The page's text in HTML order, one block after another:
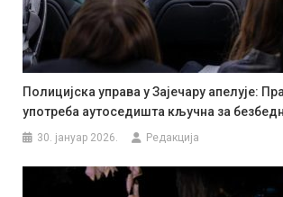
Полицијска управа у Зајечару апелује:
употреба аутоседишта кључна за
30. јануар 2026. Редакција